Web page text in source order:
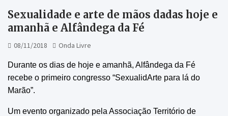
Sexualidade e arte de mãos dadas hoje e
amanhã e Alfândega da Fé
08/11/2018 Onda Livre
Durante os dias de hoje e amanhã, Alfândega da Fé
recebe o primeiro congresso “SexualidArte para lá do
Marão”.
Um evento organizado pela Associação Território de